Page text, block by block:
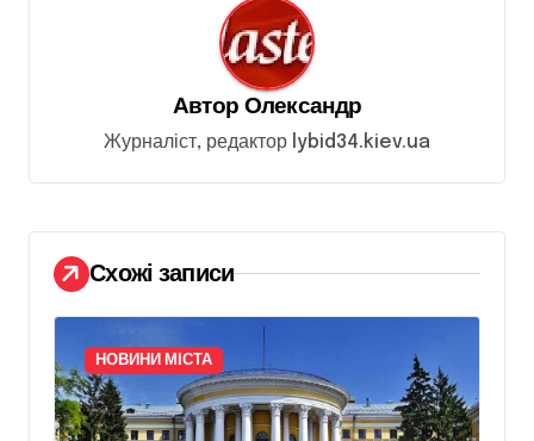
п
с
і
в
Автор Олександр
Журналіст, редактор lybid34.kiev.ua
Схожі записи
НОВИНИ МІСТА